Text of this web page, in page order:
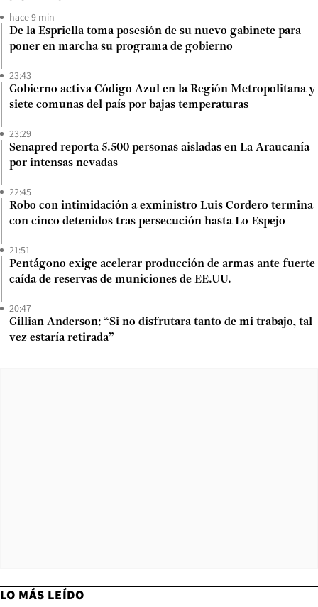
hace 9 min
De la Espriella toma posesión de su nuevo gabinete para
poner en marcha su programa de gobierno
23:43
Gobierno activa Código Azul en la Región Metropolitana y
siete comunas del país por bajas temperaturas
23:29
Senapred reporta 5.500 personas aisladas en La Araucanía
por intensas nevadas
22:45
Robo con intimidación a exministro Luis Cordero termina
con cinco detenidos tras persecución hasta Lo Espejo
21:51
Pentágono exige acelerar producción de armas ante fuerte
caída de reservas de municiones de EE.UU.
20:47
Gillian Anderson: “Si no disfrutara tanto de mi trabajo, tal
vez estaría retirada”
LO MÁS LEÍDO